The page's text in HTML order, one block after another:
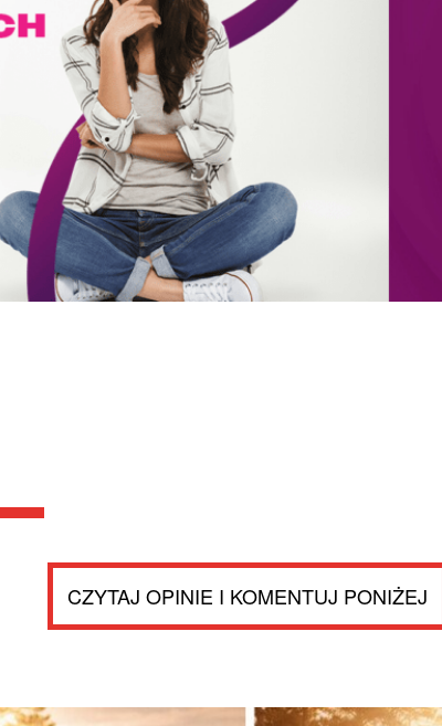
CZYTAJ OPINIE I KOMENTUJ PONIŻEJ